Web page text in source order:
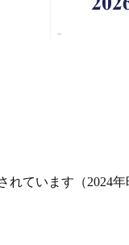
ています（2024年